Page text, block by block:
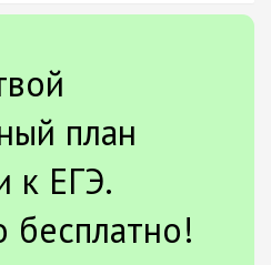
план
к ЕГЭ.
бесплатно!